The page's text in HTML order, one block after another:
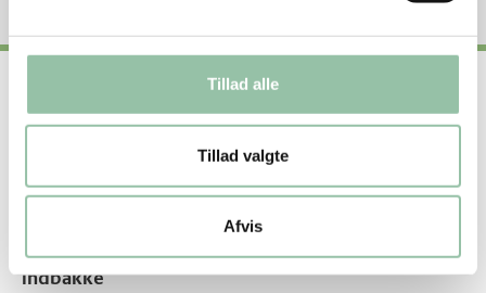
Tillad alle
Tillad valgte
Afvis
Nyttige genveje
indbakke